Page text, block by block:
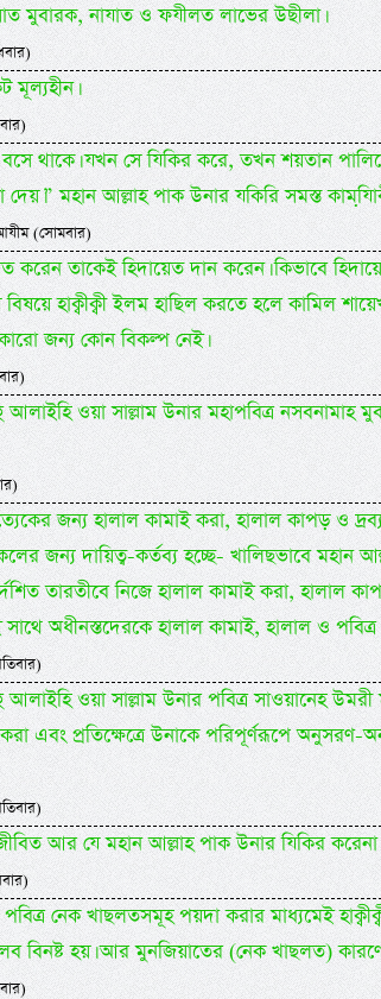
মুবারক, নাযাত ও ফযীলত লাভের উছীলা।
মূল্যহীন।
থাকে। যখন সে যিকির করে, তখন শয়তান
মহান আল্লাহ পাক উনার যকিরি সমস্ত
(সোমবার)
করেন তাকেই হিদায়েত দান করেন। কিভাবে
হাক্বীক্বী ইলম হাছিল করতে হলে কামিল
জন্য কোন বিকল্প নেই।
আলাইহি ওয়া সাল্লাম উনার মহাপবিত্র
জন্য হালাল কামাই করা, হালাল কাপড় ও
জন্য দায়িত্ব-কর্তব্য হচ্ছে- খালিছভাবে মহান
তারতীবে নিজে হালাল কামাই করা, হালাল
অধীনস্তদেরকে হালাল কামাই, হালাল ও পবিত্র
আলাইহি ওয়া সাল্লাম উনার পবিত্র সাওয়ানেহ
এবং প্রতিক্ষেত্রে উনাকে পরিপূর্ণরূপে
আর যে মহান আল্লাহ পাক উনার যিকির করেনা
নেক খাছলতসমূহ পয়দা করার মাধ্যমেই
বিনষ্ট হয়। আর মুনজিয়াতের (নেক খাছলত) কারণে